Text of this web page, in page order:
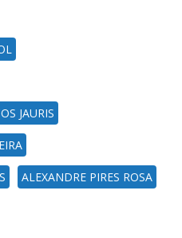
JAURIS
ALEXANDRE PIRES ROSA